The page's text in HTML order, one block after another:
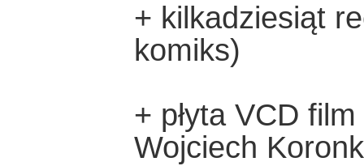
+ kilkadziesiąt
komiks)
+ płyta VCD
Wojciech